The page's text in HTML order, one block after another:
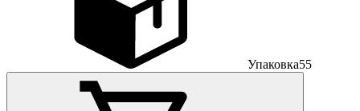
Упаковка55